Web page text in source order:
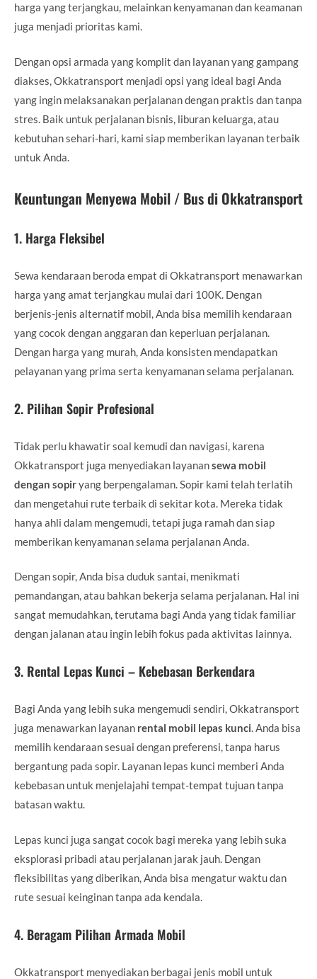
harga yang terjangkau, melainkan kenyamanan dan keamanan
juga menjadi prioritas kami.
Dengan opsi armada yang komplit dan layanan yang gampang
diakses, Okkatransport menjadi opsi yang ideal bagi Anda
yang ingin melaksanakan perjalanan dengan praktis dan tanpa
stres. Baik untuk perjalanan bisnis, liburan keluarga, atau
kebutuhan sehari-hari, kami siap memberikan layanan terbaik
untuk Anda.
Keuntungan Menyewa Mobil / Bus di Okkatransport
1. Harga Fleksibel
Sewa kendaraan beroda empat di Okkatransport menawarkan
harga yang amat terjangkau mulai dari 100K. Dengan
berjenis-jenis alternatif mobil, Anda bisa memilih kendaraan
yang cocok dengan anggaran dan keperluan perjalanan.
Dengan harga yang murah, Anda konsisten mendapatkan
pelayanan yang prima serta kenyamanan selama perjalanan.
2. Pilihan Sopir Profesional
Tidak perlu khawatir soal kemudi dan navigasi, karena
Okkatransport juga menyediakan layanansewa mobil
dengan sopiryang berpengalaman. Sopir kami telah terlatih
dan mengetahui rute terbaik di sekitar kota. Mereka tidak
hanya ahli dalam mengemudi, tetapi juga ramah dan siap
memberikan kenyamanan selama perjalanan Anda.
Dengan sopir, Anda bisa duduk santai, menikmati
pemandangan, atau bahkan bekerja selama perjalanan. Hal ini
sangat memudahkan, terutama bagi Anda yang tidak familiar
dengan jalanan atau ingin lebih fokus pada aktivitas lainnya.
3. Rental Lepas Kunci – Kebebasan Berkendara
Bagi Anda yang lebih suka mengemudi sendiri, Okkatransport
juga menawarkan layanan rental mobil lepas kunci. Anda bisa
memilih kendaraan sesuai dengan preferensi, tanpa harus
bergantung pada sopir. Layanan lepas kunci memberi Anda
kebebasan untuk menjelajahi tempat-tempat tujuan tanpa
batasan waktu.
Lepas kunci juga sangat cocok bagi mereka yang lebih suka
eksplorasi pribadi atau perjalanan jarak jauh. Dengan
fleksibilitas yang diberikan, Anda bisa mengatur waktu dan
rute sesuai keinginan tanpa ada kendala.
4. Beragam Pilihan Armada Mobil
Okkatransport menyediakan berbagai jenis mobil untuk